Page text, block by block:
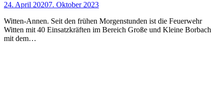
24. April 20207. Oktober 2023
Witten-Annen. Seit den frühen Morgenstunden ist die Feuerwehr
Witten mit 40 Einsatzkräften im Bereich Große und Kleine Borbach
mit dem…